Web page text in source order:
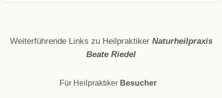
Weiterführende Links zu Heilpraktiker Naturheilpraxis
Beate Riedel
Für Heilpraktiker Besucher